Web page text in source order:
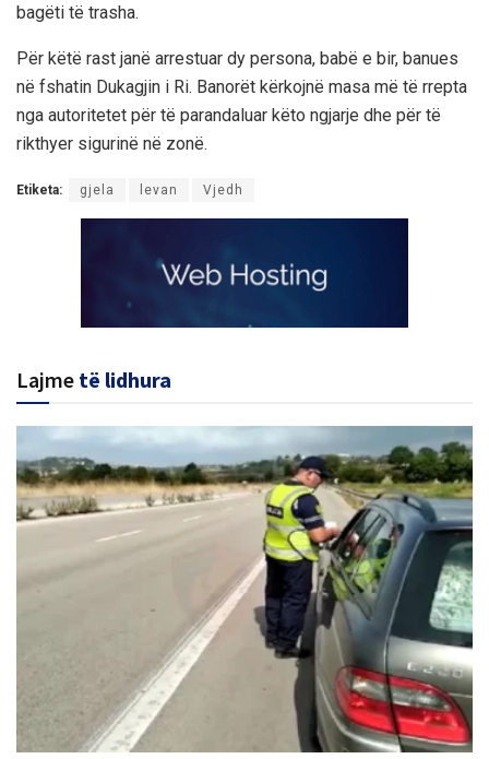
bagëti të trasha.
Për këtë rast janë arrestuar dy persona, babë e bir, banues
në fshatin Dukagjin i Ri. Banorët kërkojnë masa më të rrepta
nga autoritetet për të parandaluar këto ngjarje dhe për të
rikthyer sigurinë në zonë.
Etiketa: gjela levan Vjedh
Lajme të lidhura